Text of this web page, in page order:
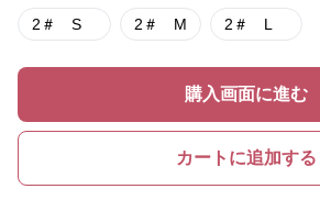
2＃ S 2＃ M 2＃ L
購入画面に進む
カートに追加する